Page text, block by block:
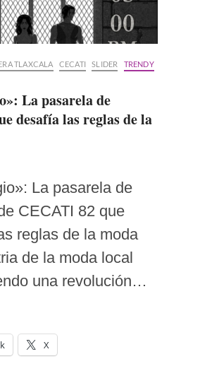
TLAXCALA CECATI SLIDER
TRENDY
La pasarela de
desafía las reglas de la
La pasarela de
CECATI 82 que
reglas de la moda
de la moda local
una revolución…
X